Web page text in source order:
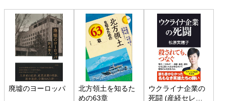
廃墟のヨーロッパ
北方領土を知るた
めの63章
ウクライナ企業の
死闘 (産経セレク